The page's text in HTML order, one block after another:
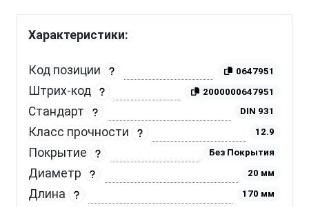
Характеристики:
Код позиции 0647951
Штрих-код 2000000647951
Стандарт DIN 931
Класс прочности 12.9
Покрытие Без Покрытия
Диаметр 20 мм
Длина 170 мм